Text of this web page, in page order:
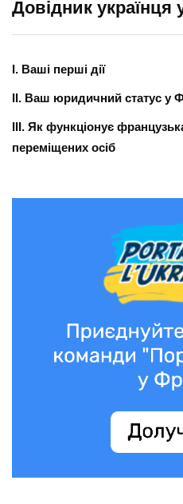
Довідник українця
І. Ваші перші дії
ІІ. Ваш юридичний статус у
ІІІ. Як функціонує
переміщених осіб